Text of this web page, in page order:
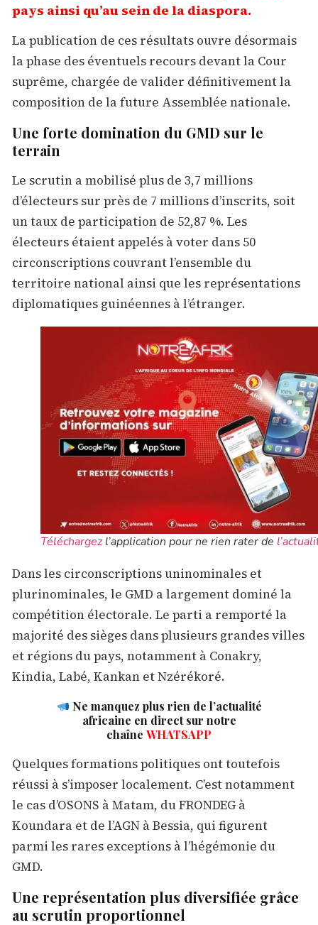
pays ainsi qu’au sein de la diaspora.
La publication de ces résultats ouvre désormais
la phase des éventuels recours devant la Cour
suprême, chargée de valider définitivement la
composition de la future Assemblée nationale.
Une forte domination du GMD sur le
terrain
Le scrutin a mobilisé plus de 3,7 millions
d’électeurs sur près de 7 millions d’inscrits, soit
un taux de participation de 52,87 %. Les
électeurs étaient appelés à voter dans 50
circonscriptions couvrant l’ensemble du
territoire national ainsi que les représentations
diplomatiques guinéennes à l’étranger.
Téléchargezl’application pour ne rien rater de
Dans les circonscriptions uninominales et
plurinominales, le GMD a largement dominé la
compétition électorale. Le parti a remporté la
majorité des sièges dans plusieurs grandes villes
et régions du pays, notamment à Conakry,
Kindia, Labé, Kankan et Nzérékoré.
Ne manquez plus rien de l’actualité
africaine en direct sur notre
chaîne WHATSAPP
Quelques formations politiques ont toutefois
réussi à s’imposer localement. C’est notamment
le cas d’OSONS à Matam, du FRONDEG à
Koundara et de l’AGN à Bessia, qui figurent
parmi les rares exceptions à l’hégémonie du
GMD.
Une représentation plus diversifiée grâce
au scrutin proportionnel